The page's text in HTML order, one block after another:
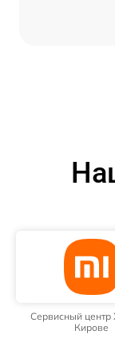
Сервисный центр
Кирове